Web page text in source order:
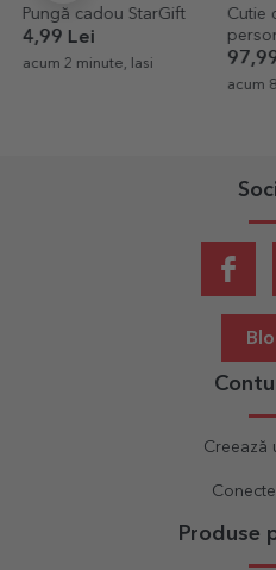
Cutie de vin
personalizată - model
de căsătorie
97,99 Lei
acum 8 minute, Ilfov
Creează
Produse